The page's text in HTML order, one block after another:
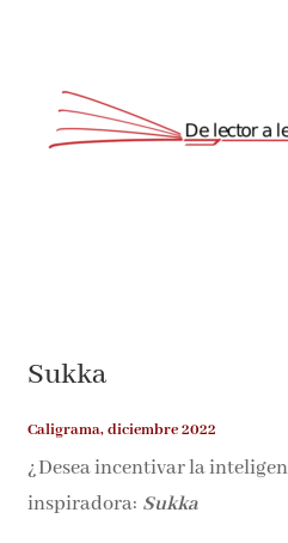
Sukka
Caligrama, diciembre 2022
¿Desea incentivar la
inspiradora: Sukka